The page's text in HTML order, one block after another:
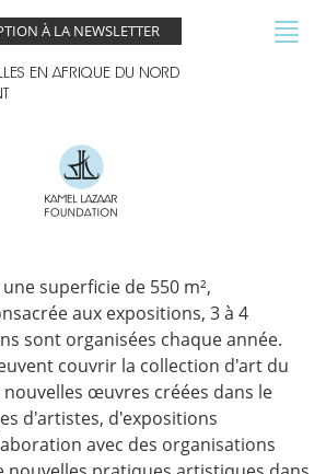
À LA NEWSLETTER
EN AFRIQUE DU NORD
superficie de 550 m²,
aux expositions, 3 à 4
sont organisées chaque année.
couvrir la collection d'art du
nouvelles œuvres créées dans le
d'artistes, d'expositions
avec des organisations